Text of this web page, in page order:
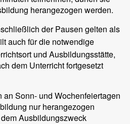
herangezogen werden.
der Pausen gelten als
auch für die notwendige
und Ausbildungsstätte,
dem Unterricht fortgesetzt
Sonn- und Wochenfeiertagen
nur herangezogen
Ausbildungszweck